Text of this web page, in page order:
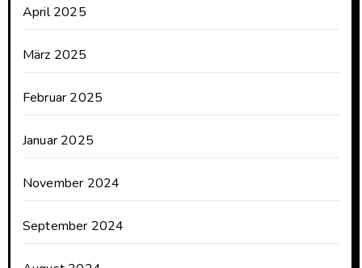
April 2025
März 2025
Februar 2025
Januar 2025
November 2024
September 2024